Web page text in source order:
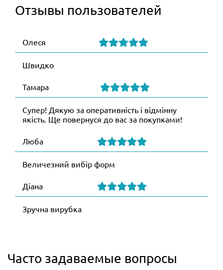
Отзывы пользователей
Олеся
Швидко
Тамара
Супер! Дякую за оперативність і відмінну
якість. Ще повернуся до вас за покупками!
Люба
Величезний вибір форм
Діана
Зручна вирубка
Часто задаваемые вопросы